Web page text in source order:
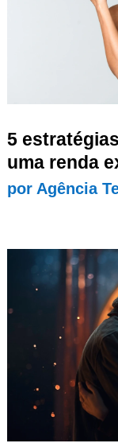
5
uma renda
por Agência